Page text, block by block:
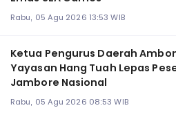
Rabu, 05 Agu 2026 13:53 WIB
Ketua Pengurus Daerah
Yayasan Hang Tuah Lepas
Jambore Nasional
Rabu, 05 Agu 2026 08:53 WIB